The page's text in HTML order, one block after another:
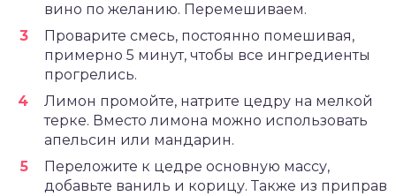
вино по желанию. Перемешиваем.
Проварите смесь, постоянно помешивая,
примерно 5 минут, чтобы все ингредиенты
прогрелись.
Лимон промойте, натрите цедру на мелкой
терке. Вместо лимона можно использовать
апельсин или мандарин.
Переложите к цедре основную массу,
добавьте ваниль и корицу. Также из приправ